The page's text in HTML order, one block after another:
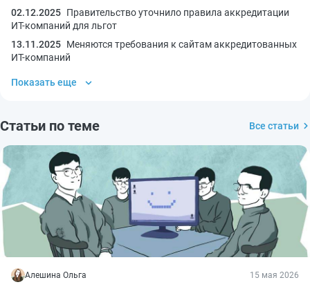
02.12.2025 Правительство уточнило правила аккредитации
ИТ-компаний для льгот
13.11.2025 Меняются требования к сайтам аккредитованных
ИТ-компаний
Показать еще
Статьи по теме Все статьи
Алешина Ольга 15 мая 2026